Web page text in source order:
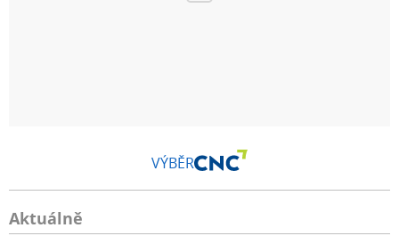
VÝBĚR
Aktuálně